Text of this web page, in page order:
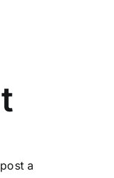
a